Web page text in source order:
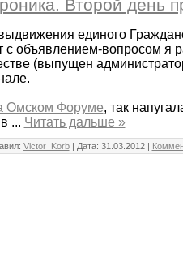
Второй день
единого
объявлением-вопросом я
(выпущен
Омском Форуме, так
... Читать дальше »
Victor_Korb| Дата: 31.03.2012|